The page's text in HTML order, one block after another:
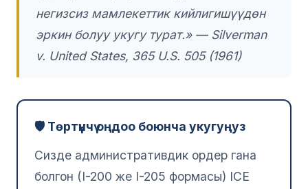
негизсиз мамлекеттик кийлигишүүдөн
эркин болуу укугу турат.» — Silverman
v. United States, 365 U.S. 505 (1961)
🛡️ Төртүнчү оңдоо боюнча укугуңуз
Сизде административдик ордер гана
болгон (I-200 же I-205 формасы) ICE